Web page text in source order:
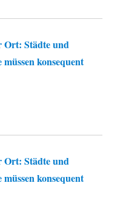
Ort: Städte und
konsequent
Ort: Städte und
konsequent